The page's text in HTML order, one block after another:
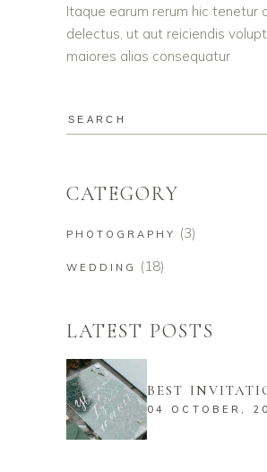
Itaque earum rerum hic tenetur
delectus, ut aut reiciendis
maiores alias consequatur
CATEGORY
PHOTOGRAPHY (3)
WEDDING (18)
LATEST POSTS
BEST
04 OCTOBER,